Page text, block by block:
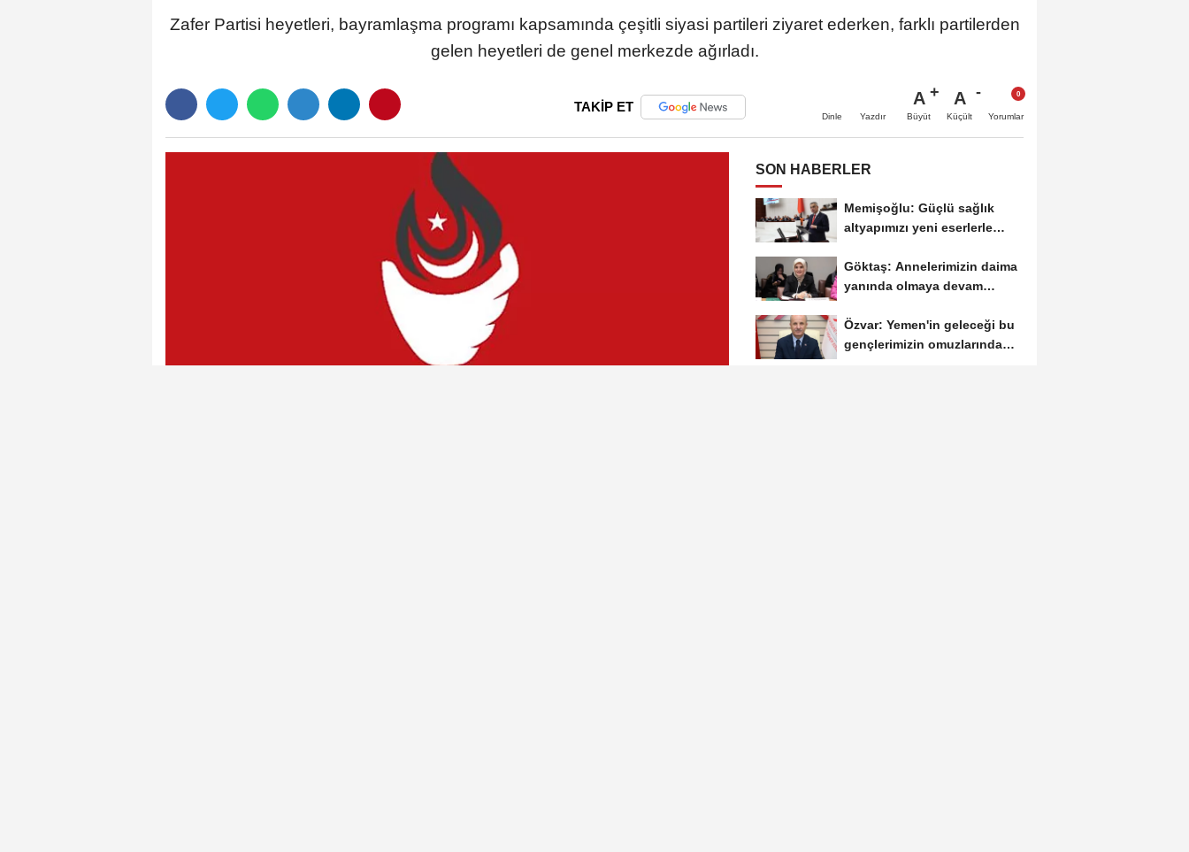
Zafer Partisi heyetleri, bayramlaşma programı kapsamında çeşitli siyasi partileri ziyaret ederken, farklı partilerden
gelen heyetleri de genel merkezde ağırladı.
TAKİP ET
Dinle Yazdır
A
Büyüt
A
Küçült Yorumlar
SON HABERLER
Memişoğlu: Güçlü sağlık
altyapımızı yeni eserlerle
Göktaş: Annelerimizin daima
yanında olmaya devam
Özvar: Yemen'in geleceği bu
gençlerimizin omuzlarında